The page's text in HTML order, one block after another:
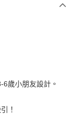
分期系統評分，恕無
本公司）所提供，讓
店將買賣／分期付款
帳款。
，商店將以您的個人
及更正。
。
，可透過四大超商／
成。
要取消訂單，請聯絡
，需透過AFTEE先享
繫「AFTEE先享後付
即享免運。
6歲小朋友設計。
！